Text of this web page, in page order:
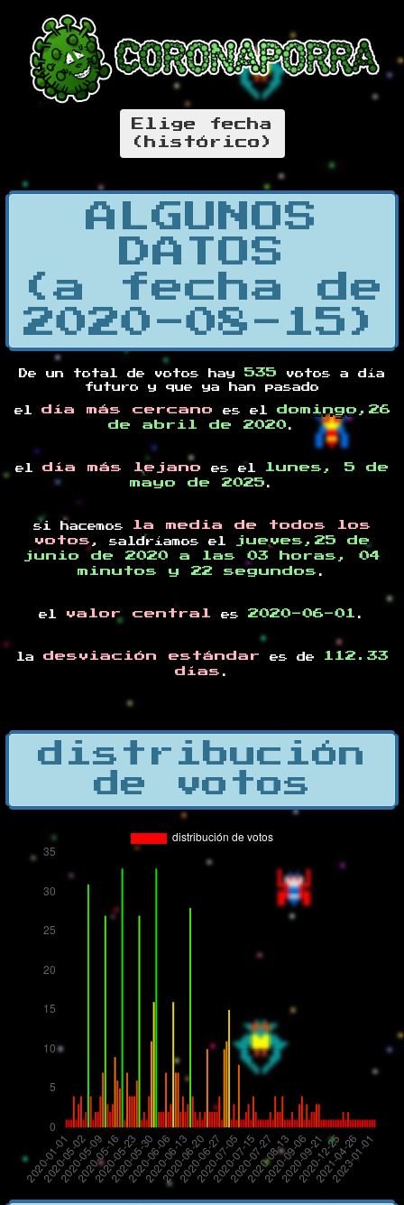
Elige fecha
(histórico)
ALGUNOS
DATOS
(a fecha de
2020-08-15)
De un total de votos hay 535 votos a día
futuro y que ya han pasado
el día más cercano es el domingo,26
de abril de 2020 .
el día más lejano es el
lunes, 5 de
mayo de 2025 .
si hacemos
la media de todos los
votos , saldríamos el
jueves,25 de
junio de 2020 a las 03 horas, 04
minutos y 22 segundos .
el valor central es 2020-06-01 .
la desviación estándar es de
112.33
días .
distribución
de votos